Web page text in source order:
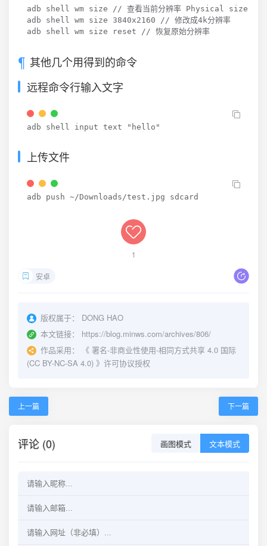
adb shell wm size // 查看当前分辨率 Physical size:
adb shell wm size 3840x2160 // 修改成4k分辨率
adb shell wm size reset // 恢复原始分辨率
其他几个用得到的命令
远程命令行输入文字
adb shell input text "hello"
上传文件
adb push ~/Downloads/test.jpg sdcard
1
安卓
版权属于：
DONG HAO
本文链接：
https://blog.minws.com/archives/806/
作品采用：
《 署名-非商业性使用-相同方式共享 4.0 国际
(CC BY-NC-SA 4.0) 》许可协议授权
上一篇 下一篇
评论 (0) 画图模式 文本模式